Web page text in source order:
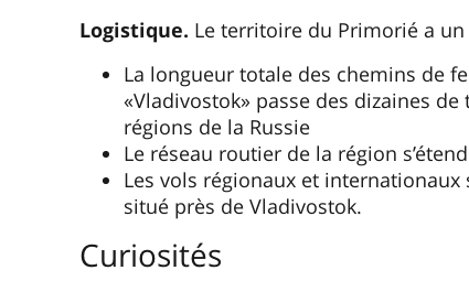
Logistique. Le territoire du Primorié a
La longueur totale des chemins de
«Vladivostok» passe des dizaines
régions de la Russie
Le réseau routier de la région
Les vols régionaux et
situé près de Vladivostok.
Curiosités